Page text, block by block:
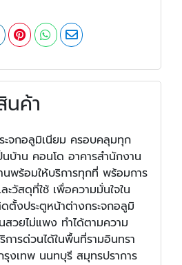
นค้า
ะจกอลูมิเนียม ครอบคลุมทุก
นบ้าน คอนโด อาคารสำนักงาน
นพร้อมให้บริการทุกที่ พร้อมการ
วัสดุที่ใช้ เพื่อความมั่นใจใน
ตั้งประตูหน้าต่างกระจกอลูมิ
วยไม่แพง ทำได้ตามความ
ารด่วนได้ในพื้นที่รามอินทรา
งเทพ นนทบุรี สมุทรปราการ